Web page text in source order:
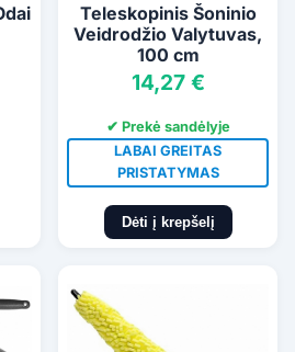
Teleskopinis Šoninio
Veidrodžio Valytuvas,
100 cm
14,27 €
✔ Prekė sandėlyje
LABAI GREITAS
PRISTATYMAS
Dėti į krepšelį